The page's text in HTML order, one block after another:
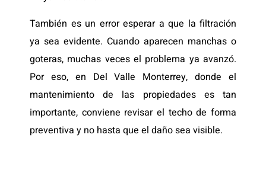
También es un error esperar a que la filtración
ya sea evidente. Cuando aparecen manchas o
goteras, muchas veces el problema ya avanzó.
Por eso, en Del Valle Monterrey, donde el
mantenimiento de las propiedades es tan
importante, conviene revisar el techo de forma
preventiva y no hasta que el daño sea visible.